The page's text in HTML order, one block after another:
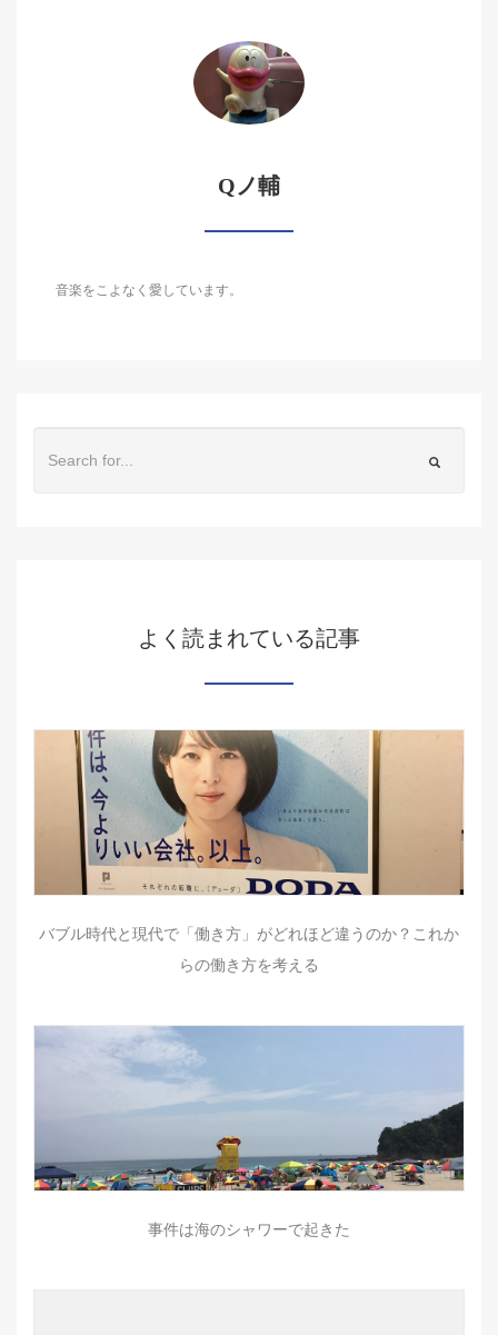
Qノ輔
音楽をこよなく愛しています。
よく読まれている記事
バブル時代と現代で「働き方」がどれほど違うのか？これか
らの働き方を考える
事件は海のシャワーで起きた